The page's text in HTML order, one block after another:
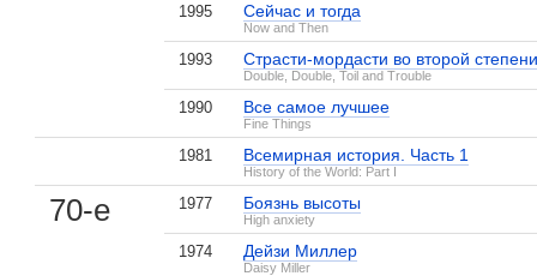
1995 Сейчас и тогда
Now and Then
1993 Страсти-мордасти во второй
Double, Double, Toil and Trouble
1990 Все самое лучшее
Fine Things
1981 Всемирная история. Часть 1
History of the World: Part I
70-е 1977 Боязнь высоты
High anxiety
1974 Дейзи Миллер
Daisy Miller